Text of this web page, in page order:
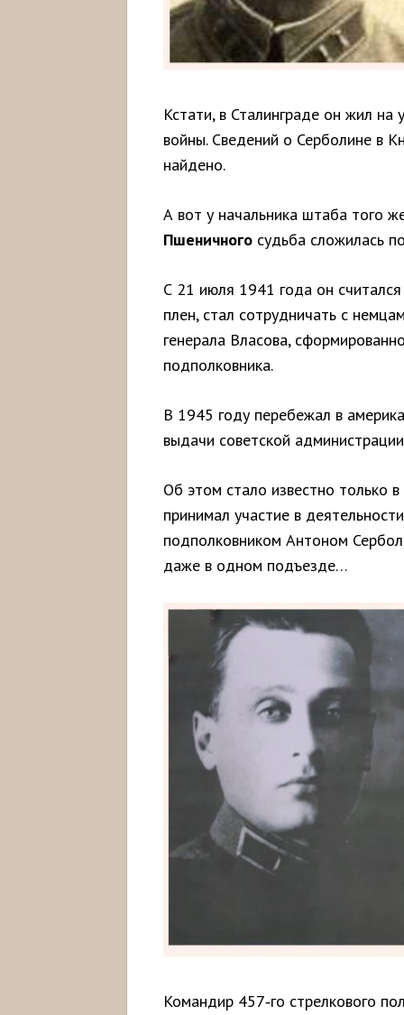
Кстати, в Сталинграде он жил на
войны. Сведений о Серболине в
найдено.
А вот у начальника штаба того
Пшеничного судьба сложилась
С 21 июля 1941 года он
плен, стал сотрудничать с
генерала Власова,
подполковника.
В 1945 году перебежал в
выдачи советской
Об этом стало известно только
принимал участие в
подполковником Антоном
даже в одном подъезде…
Командир 457‑го стрелкового